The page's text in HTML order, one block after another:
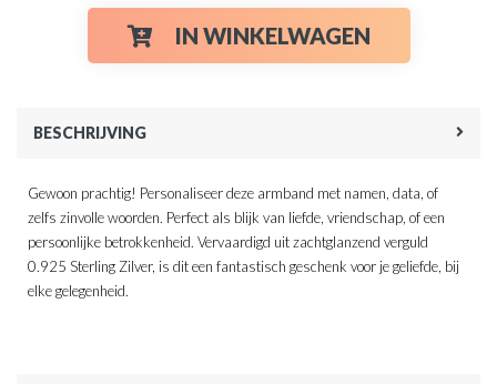
IN WINKELWAGEN
BESCHRIJVING
Gewoon prachtig! Personaliseer deze armband met namen, data, of
zelfs zinvolle woorden. Perfect als blijk van liefde, vriendschap, of een
persoonlijke betrokkenheid. Vervaardigd uit zachtglanzend verguld
0.925 Sterling Zilver, is dit een fantastisch geschenk voor je geliefde, bij
elke gelegenheid.